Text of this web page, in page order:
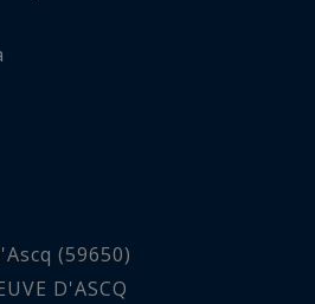
(59650)
D'ASCQ